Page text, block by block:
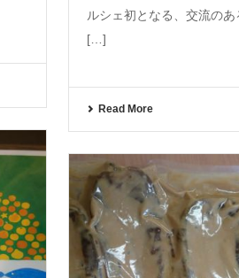
ルシェ初となる、交流のあ
[…]
Read More